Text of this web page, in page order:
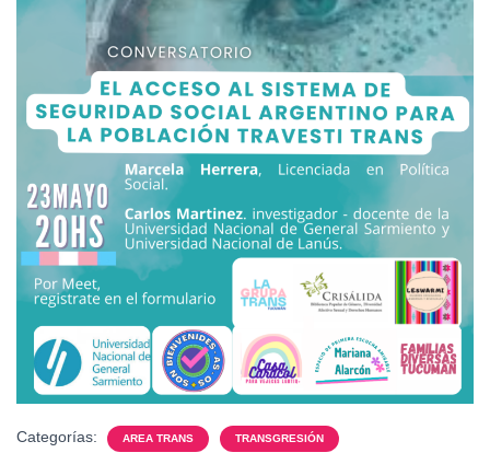
Categorías: AREA TRANS TRANSGRESIÓN